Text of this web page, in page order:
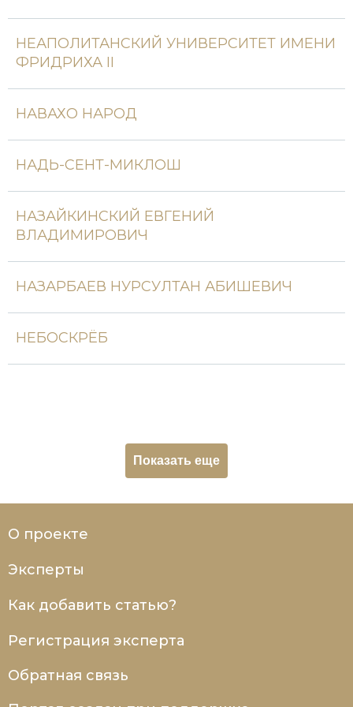
Новая история
Новейшая история
Нумизматика
Образование
Политическая история
Революции и народные движения
Религия и церковь
Россия
Северная Америка
Социально-экономическая история
НЕАПОЛИТАНСКИЙ УНИВЕРСИТЕТ ИМЕНИ
ФРИДРИХА II
НАВАХО НАРОД
НАДЬ-СЕНТ-МИКЛОШ
НАЗАЙКИНСКИЙ ЕВГЕНИЙ
ВЛАДИМИРОВИЧ
НАЗАРБАЕВ НУРСУЛТАН АБИШЕВИЧ
НЕБОСКРЁБ
Показать еще
О проекте
Эксперты
Как добавить статью?
Регистрация эксперта
Обратная связь